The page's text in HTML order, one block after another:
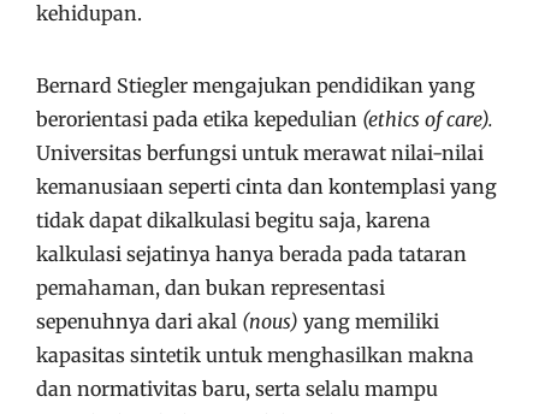
kehidupan.
Bernard Stiegler mengajukan pendidikan yang
berorientasi pada etika kepedulian (ethics of care).
Universitas berfungsi untuk merawat nilai-nilai
kemanusiaan seperti cinta dan kontemplasi yang
tidak dapat dikalkulasi begitu saja, karena
kalkulasi sejatinya hanya berada pada tataran
pemahaman, dan bukan representasi
sepenuhnya dari akal (nous) yang memiliki
kapasitas sintetik untuk menghasilkan makna
dan normativitas baru, serta selalu mampu